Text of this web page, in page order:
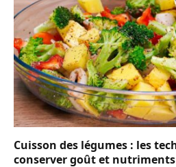
Cuisson des légumes : les
conserver goût et nutriments